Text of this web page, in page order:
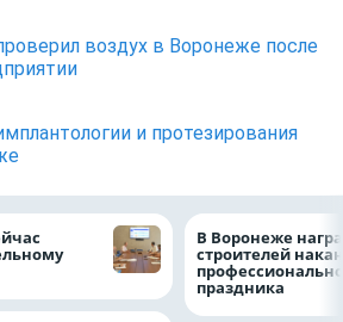
воздух в Воронеже после
и протезирования
В Воронеже
строителей
праздника